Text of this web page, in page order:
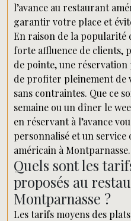
l’avance au restaurant
garantir votre place et
En raison de la popularité
forte affluence de clients,
de pointe, une
de profiter pleinement de
sans contraintes. Que ce
semaine ou un dîner le
en réservant à l’avance
personnalisé et un
américain à Montparnasse.
Quels sont les
proposés au
Montparnasse ?
Les tarifs moyens des